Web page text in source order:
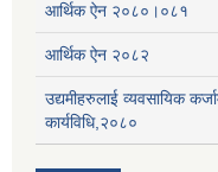
आर्थिक ऐन २०८०।०८१
आर्थिक ऐन २०८२
उद्यमीहरुलाई व्यवसायिक
कार्यविधि,२०८०